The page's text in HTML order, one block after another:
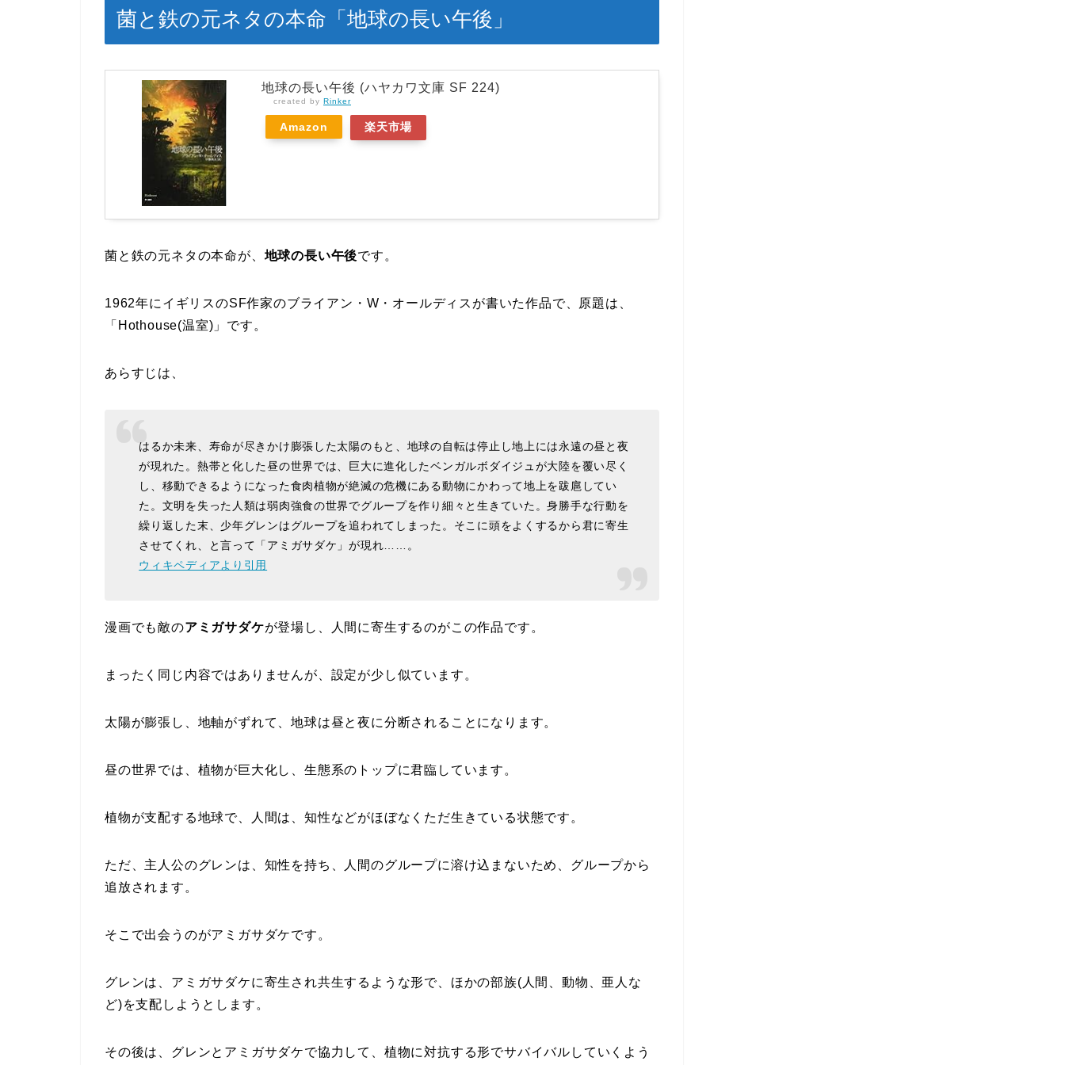
菌と鉄の元ネタの本命「地球の長い午後」
地球の長い午後 (ハヤカワ文庫 SF 224)
created by Rinker
Amazon 楽天市場
菌と鉄の元ネタの本命が、 地球の長い午後です。
1962年にイギリスのSF作家のブライアン・W・オールディスが書いた作品で、原題は、
「Hothouse(温室)」です。
あらすじは、
はるか未来、寿命が尽きかけ膨張した太陽のもと、地球の自転は停止し地上には永遠の昼と夜
が現れた。熱帯と化した昼の世界では、巨大に進化したベンガルボダイジュが大陸を覆い尽く
し、移動できるようになった食肉植物が絶滅の危機にある動物にかわって地上を跋扈してい
た。文明を失った人類は弱肉強食の世界でグループを作り細々と生きていた。身勝手な行動を
繰り返した末、少年グレンはグループを追われてしまった。そこに頭をよくするから君に寄生
させてくれ、と言って「アミガサダケ」が現れ……。
ウィキペディアより引用
漫画でも敵のアミガサダケが登場し、人間に寄生するのがこの作品です。
まったく同じ内容ではありませんが、設定が少し似ています。
太陽が膨張し、地軸がずれて、地球は昼と夜に分断されることになります。
昼の世界では、植物が巨大化し、生態系のトップに君臨しています。
植物が支配する地球で、人間は、知性などがほぼなくただ生きている状態です。
ただ、主人公のグレンは、知性を持ち、人間のグループに溶け込まないため、グループから
追放されます。
そこで出会うのがアミガサダケです。
グレンは、アミガサダケに寄生され共生するような形で、ほかの部族(人間、動物、亜人な
ど)を支配しようとします。
その後は、グレンとアミガサダケで協力して、植物に対抗する形でサバイバルしていくよう